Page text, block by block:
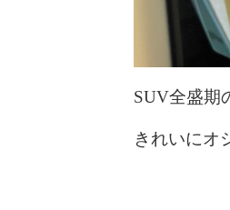
SUV全盛期
きれいにオ